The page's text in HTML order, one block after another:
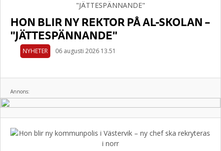
HON BLIR NY REKTOR PÅ AL-SKOLAN –
"JÄTTESPÄNNANDE"
NYHETER 06 augusti 2026 13.51
Annons: